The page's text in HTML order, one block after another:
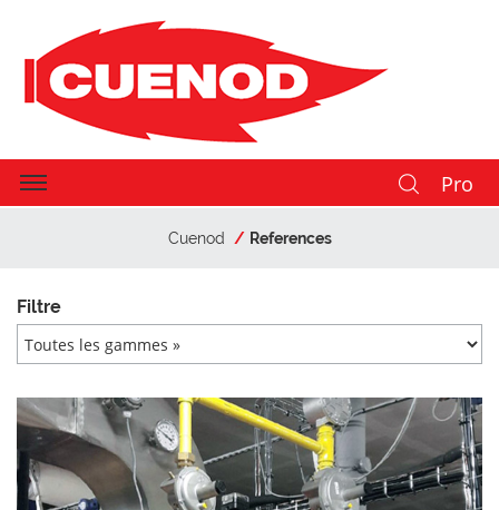
Pro
Cuenod References
Filtre